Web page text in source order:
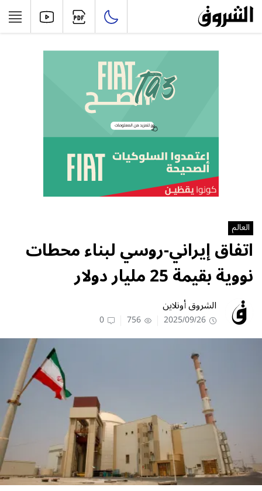
العالم
اتفاق إيراني-روسي لبناء محطات
نووية بقيمة 25 مليار دولار
الشروق أونلاين
2025/09/26
756
0